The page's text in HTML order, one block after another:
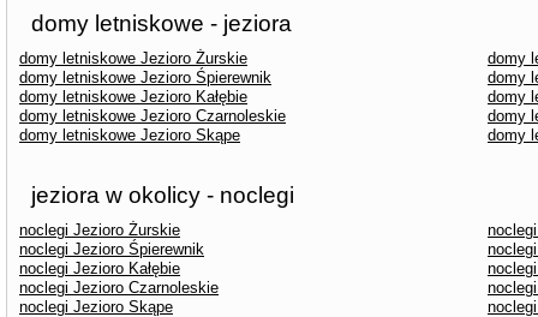
domy letniskowe - jeziora
domy letniskowe Jezioro Żurskie
domy
domy letniskowe Jezioro Śpierewnik
domy
domy letniskowe Jezioro Kałębie
domy
domy letniskowe Jezioro Czarnoleskie
domy
domy letniskowe Jezioro Skąpe
domy
jeziora w okolicy - noclegi
noclegi Jezioro Żurskie
noclegi Jezioro Śpierewnik
noclegi Jezioro Kałębie
noclegi Jezioro Czarnoleskie
noclegi Jezioro Skąpe